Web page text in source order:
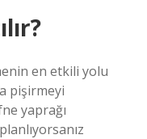
en etkili yolu
pişirmeyi
yaprağı